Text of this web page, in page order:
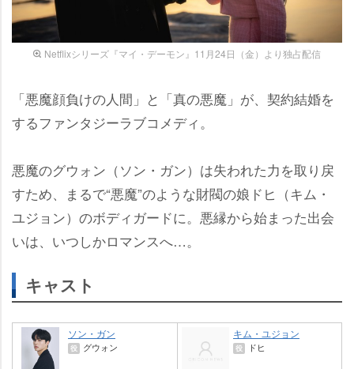
Netflixシリーズ『マイ・デーモン』11月24日（金）より独占配信
「悪魔顔負けの人間」と「真の悪魔」が、契約結婚を
するファンタジーラブコメディ。
悪魔のグウォン（ソン・ガン）は失われた力を取り戻
すため、まるで“悪魔”のような財閥の娘ドヒ（キム・
ユジョン）のボディガードに。悪縁から始まった出会
いは、いつしかロマンスへ…。
キャスト
ソン・ガン
役 グウォン
キム・ユジョン
役 ドヒ